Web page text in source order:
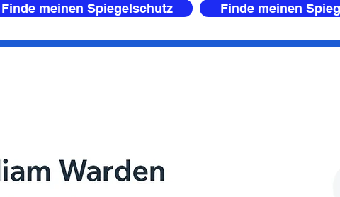
Finde meinen Spiegelschutz Finde meinen